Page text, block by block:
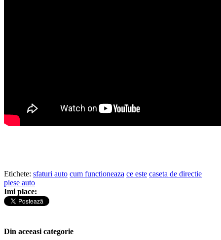
Etichete: sfaturi auto cum functioneaza ce este caseta de directie
piese auto
Imi place:
Din aceeasi categorie